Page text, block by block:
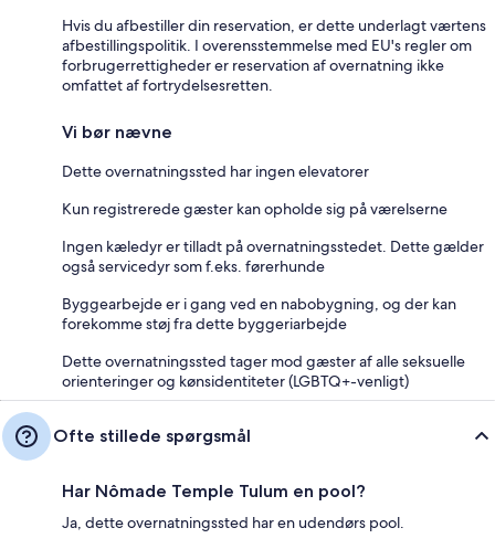
Hvis du afbestiller din reservation, er dette underlagt værtens
afbestillingspolitik. I overensstemmelse med EU's regler om
forbrugerrettigheder er reservation af overnatning ikke
omfattet af fortrydelsesretten.
Vi bør nævne
Dette overnatningssted har ingen elevatorer
Kun registrerede gæster kan opholde sig på værelserne
Ingen kæledyr er tilladt på overnatningsstedet. Dette gælder
også servicedyr som f.eks. førerhunde
Byggearbejde er i gang ved en nabobygning, og der kan
forekomme støj fra dette byggeriarbejde
Dette overnatningssted tager mod gæster af alle seksuelle
orienteringer og kønsidentiteter (LGBTQ+-venligt)
Ofte stillede spørgsmål
Har Nômade Temple Tulum en pool?
Ja, dette overnatningssted har en udendørs pool.